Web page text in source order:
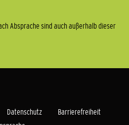
Absprache sind auch außerhalb dieser
Datenschutz
Barrierefreiheit